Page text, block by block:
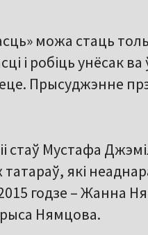
можа стаць
і робіць унёсак
Прысуджэнне
стаў Мустафа
які
годзе – Жанна
Нямцова.